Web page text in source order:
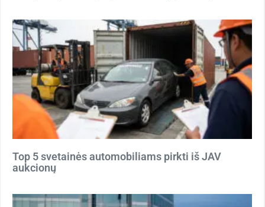
Top 5 svetainės automobiliams pirkti iš JAV
aukcionų